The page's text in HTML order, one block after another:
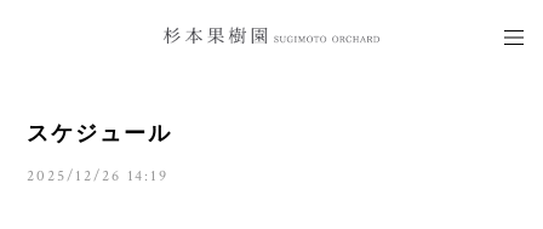
スケジュール
2025/12/26 14:19